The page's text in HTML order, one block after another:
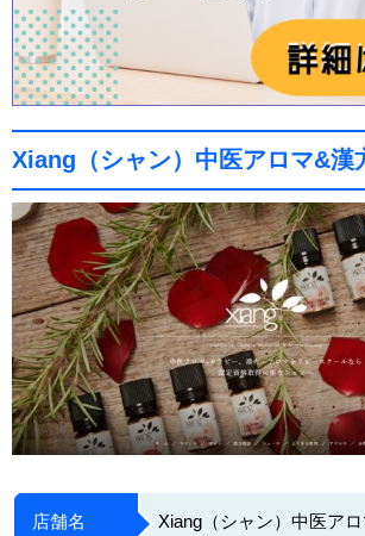
Xiang（シャン）中医アロマ&漢
店舗名 Xiang（シャン）中医ア